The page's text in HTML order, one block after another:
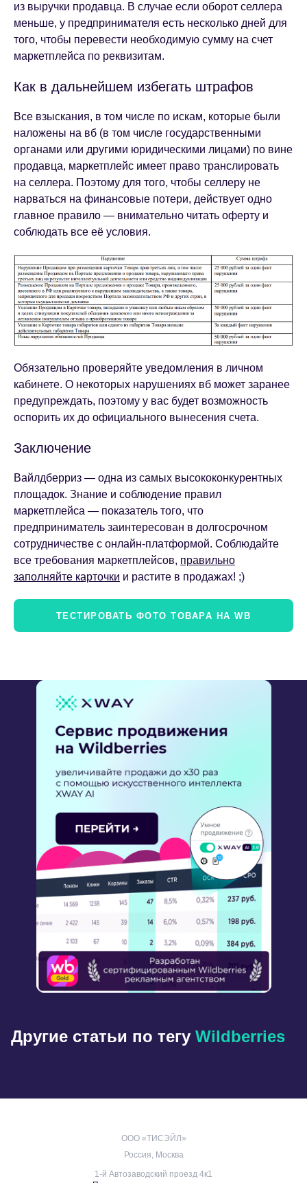
из выручки продавца. В случае если оборот селлера
меньше, у предпринимателя есть несколько дней для
того, чтобы перевести необходимую сумму на счет
маркетплейса по реквизитам.
Как в дальнейшем избегать штрафов
Все взыскания, в том числе по искам, которые были
наложены на вб (в том числе государственными
органами или другими юридическими лицами) по вине
продавца, маркетплейс имеет право транслировать
на селлера. Поэтому для того, чтобы селлеру не
нарваться на финансовые потери, действует одно
главное правило — внимательно читать оферту и
соблюдать все её условия.
Обязательно проверяйте уведомления в личном
кабинете. О некоторых нарушениях вб может заранее
предупреждать, поэтому у вас будет возможность
оспорить их до официального вынесения счета.
Заключение
Вайлдберриз — одна из самых высококонкурентных
площадок. Знание и соблюдение правил
маркетплейса — показатель того, что
предприниматель заинтересован в долгосрочном
сотрудничестве с онлайн-платформой. Соблюдайте
все требования маркетплейсов, правильно
заполняйте карточки и растите в продажах! ;)
ТЕСТИРОВАТЬ ФОТО ТОВАРА НА WB
Другие статьи по тегу Wildberries
ООО «ТИСЭЙЛ»
Россия, Москва
1-й Автозаводский проезд 4к1